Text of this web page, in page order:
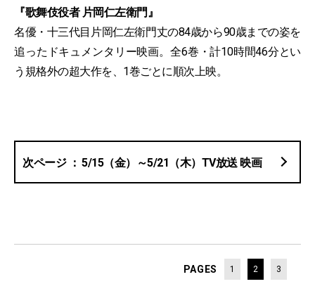
『歌舞伎役者 片岡仁左衛門』
名優・十三代目片岡仁左衛門丈の84歳から90歳までの姿を
追ったドキュメンタリー映画。全6巻・計10時間46分とい
う規格外の超大作を、1巻ごとに順次上映。
5/15（金）～5/21（木）TV放送 映画
PAGES 1 2 3